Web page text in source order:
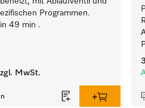
Programmen.
49 min .
MwSt.